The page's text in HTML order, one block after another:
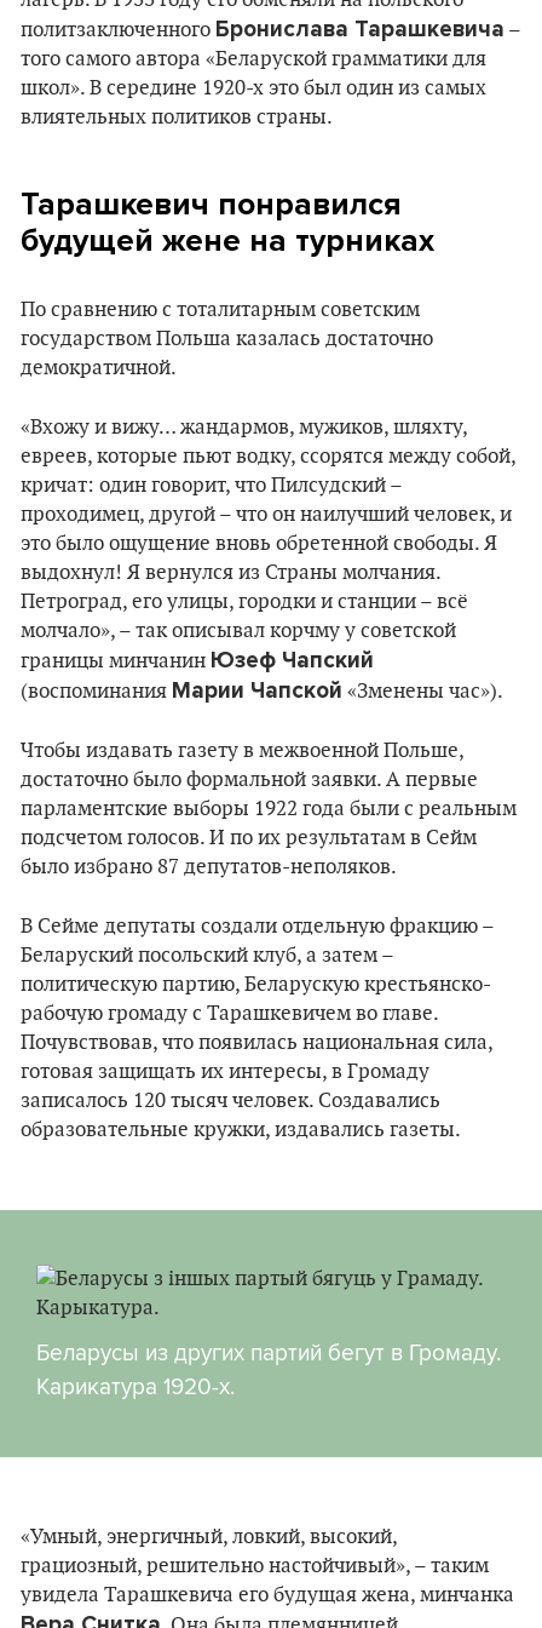
политзаключенного Бронислава Тарашкевича –
того самого автора «Беларуской грамматики для
школ». В середине 1920-х это был один из самых
влиятельных политиков страны.
Тарашкевич понравился
будущей жене на турниках
По сравнению с тоталитарным советским
государством Польша казалась достаточно
демократичной.
«Вхожу и вижу… жандармов, мужиков, шляхту,
евреев, которые пьют водку, ссорятся между собой,
кричат: один говорит, что Пилсудский –
проходимец, другой – что он наилучший человек, и
это было ощущение вновь обретенной свободы. Я
выдохнул! Я вернулся из Страны молчания.
Петроград, его улицы, городки и станции – всё
молчало», – так описывал корчму у советской
границы минчанин Юзеф Чапский
(воспоминания Марии Чапской «Зменены час»).
Чтобы издавать газету в межвоенной Польше,
достаточно было формальной заявки. А первые
парламентские выборы 1922 года были с реальным
подсчетом голосов. И по их результатам в Сейм
было избрано 87 депутатов-неполяков.
В Сейме депутаты создали отдельную фракцию –
Беларуский посольский клуб, а затем –
политическую партию, Беларускую крестьянско-
рабочую громаду с Тарашкевичем во главе.
Почувствовав, что появилась национальная сила,
готовая защищать их интересы, в Громаду
записалось 120 тысяч человек. Создавались
образовательные кружки, издавались газеты.
Беларусы из других партий бегут в Громаду.
Карикатура 1920-х.
«Умный, энергичный, ловкий, высокий,
грациозный, решительно настойчивый», – таким
увидела Тарашкевича его будущая жена, минчанка